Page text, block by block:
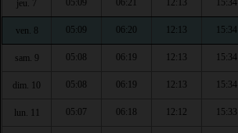
jeu. 7 05:09 06:21 12:13 15:34
ven. 8 05:09 06:20 12:13 15:34
sam. 9 05:08 06:19 12:13 15:34
dim. 10 05:08 06:19 12:13 15:34
lun. 11 05:07 06:18 12:12 15:33